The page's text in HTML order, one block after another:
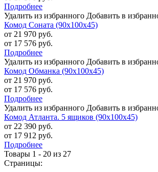
Подробнее
Удалить из избранного Добавить в
Комод Соната (90х100х45)
от 21 970 руб.
от 17 576 руб.
Подробнее
Удалить из избранного Добавить в
Комод Обманка (90х100х45)
от 21 970 руб.
от 17 576 руб.
Подробнее
Удалить из избранного Добавить в
Комод Атланта. 5 ящиков (90х100х45)
от 22 390 руб.
от 17 912 руб.
Подробнее
Товары 1 - 20 из 27
Страницы: